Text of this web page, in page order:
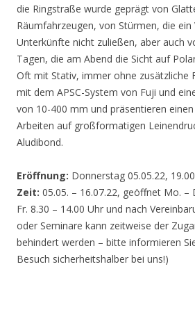
die Ringstraße wurde geprägt von
Räumfahrzeugen, von Stürmen, die ein
Unterkünfte nicht zuließen, aber auch
Tagen, die am Abend die Sicht auf
Oft mit Stativ, immer ohne zusätzliche
mit dem APSC-System von Fuji und
von 10-400 mm und präsentieren
Arbeiten auf großformatigen
Aludibond.
Eröffnung: Donnerstag 05.05.22,
Zeit: 05.05. – 16.07.22, geöffnet Mo. –
Fr. 8.30 – 14.00 Uhr und nach
oder Seminare kann zeitweise der
behindert werden – bitte informieren
Besuch sicherheitshalber bei uns!)